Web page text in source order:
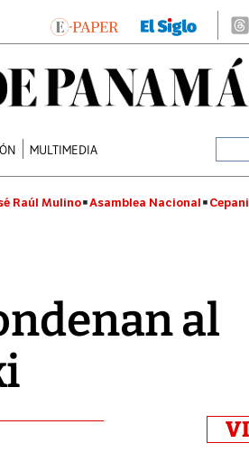
MULTIMEDIA
Raúl Mulino Asamblea Nacional
al